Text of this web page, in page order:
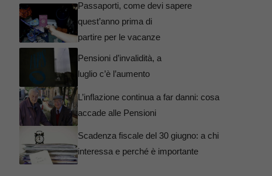
Passaporti, come devi sapere
quest’anno prima di
partire per le vacanze
Pensioni d’invalidità, a
luglio c’è l’aumento
L’inflazione continua a far danni: cosa
accade alle Pensioni
Scadenza fiscale del 30 giugno: a chi
interessa e perché è importante